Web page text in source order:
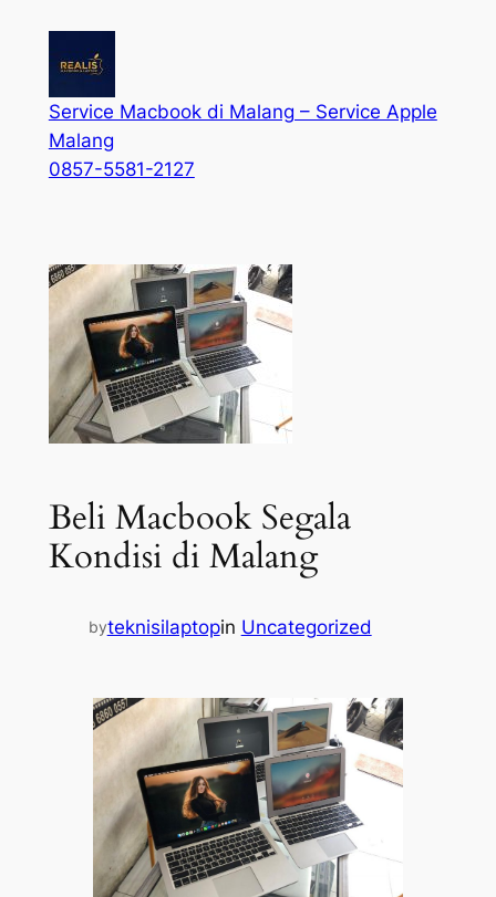
Service Macbook di Malang – Service Apple
Malang
0857-5581-2127
Beli Macbook Segala
Kondisi di Malang
byteknisilaptopin Uncategorized